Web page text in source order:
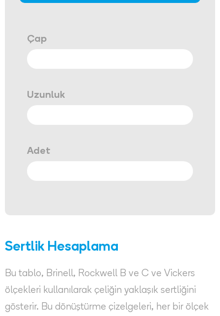
Çap
Uzunluk
Adet
Sertlik Hesaplama
Bu tablo, Brinell, Rockwell B ve C ve Vickers
ölçekleri kullanılarak çeliğin yaklaşık sertliğini
gösterir. Bu dönüştürme çizelgeleri, her bir ölçek